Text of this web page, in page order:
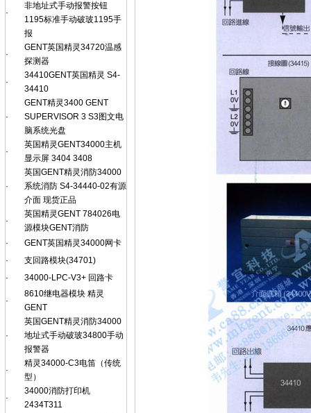
·
非地址式手动报警按钮
1195标准手动破玻1195手
报
·
GENT英国精灵34720温感
探测器
·
34410GENT英国精灵 S4-
34410
·
GENT精灵3400 GENT
SUPERVISOR 3 S3图文电
脑系统光盘
·
英国精灵GENT34000主机
显示屏 3404 3408
·
英国GENT精灵消防34000
系统消防 S4-34440-02有源
介面 现货正品
·
英国精灵GENT 784026电
源模块GENT消防
·
GENT英国精灵34000网卡
·
支回路模块(34701)
·
34000-LPC-V3+ 回路卡
·
8610继电器模块 精灵
GENT
·
英国GENT精灵消防34000
地址式手动破玻34800手动
报警器
·
精灵34000-C3电笛（传统
型）
·
34000消防打印机
2434T311